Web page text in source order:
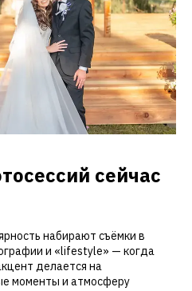
сейчас
набирают съёмки в
и «lifestyle» — когда
делается на
моменты и атмосферу